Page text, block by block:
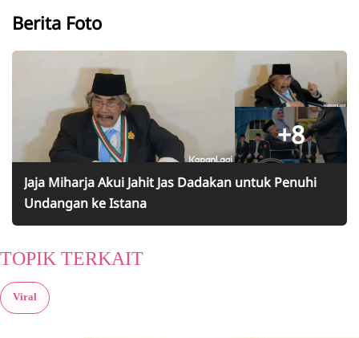
Berita Foto
+8
Jaja Miharja Akui Jahit Jas Dadakan untuk Penuhi
Undangan ke Istana
TOPIK TERKAIT
Viral